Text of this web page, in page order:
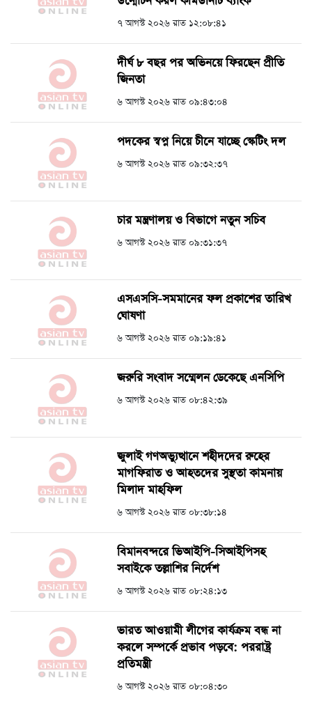
৭ আগস্ট ২০২৬ রাত ১২:০৮:৪১
দীর্ঘ ৮ বছর পর অভিনয়ে ফিরছেন প্রীতি
জিনতা
৬ আগস্ট ২০২৬ রাত ০৯:৪৩:০৪
পদকের স্বপ্ন নিয়ে চীনে যাচ্ছে স্কেটিং দল
৬ আগস্ট ২০২৬ রাত ০৯:৩২:৩৭
চার মন্ত্রণালয় ও বিভাগে নতুন সচিব
৬ আগস্ট ২০২৬ রাত ০৯:৩১:৩৭
এসএসসি-সমমানের ফল প্রকাশের তারিখ
ঘোষণা
৬ আগস্ট ২০২৬ রাত ০৯:১৯:৪১
জরুরি সংবাদ সম্মেলন ডেকেছে এনসিপি
৬ আগস্ট ২০২৬ রাত ০৮:৪২:৩৯
জুলাই গণঅভ্যুত্থানে শহীদদের রুহের
মাগফিরাত ও আহতদের সুস্থতা কামনায়
মিলাদ মাহফিল
৬ আগস্ট ২০২৬ রাত ০৮:৩৮:১৪
বিমানবন্দরে ভিআইপি-সিআইপিসহ
সবাইকে তল্লাশির নির্দেশ
৬ আগস্ট ২০২৬ রাত ০৮:২৪:১৩
ভারত আওয়ামী লীগের কার্যক্রম বন্ধ না
করলে সম্পর্কে প্রভাব পড়বে: পররাষ্ট্র
প্রতিমন্ত্রী
৬ আগস্ট ২০২৬ রাত ০৮:০৪:৩০